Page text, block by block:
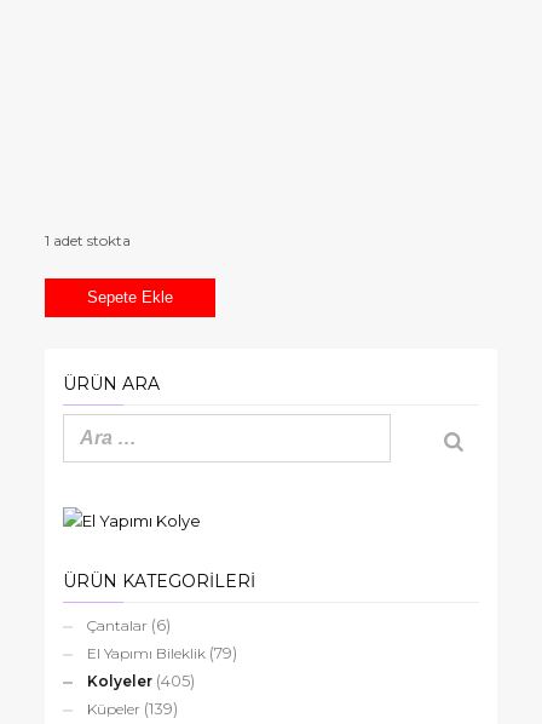
1 adet stokta
Apatit
Arizona
Turkuaz
yapımı
adet
Sepete Ekle
ÜRÜN ARA
ÜRÜN KATEGORİLERİ
Çantalar (6)
El Yapımı Bileklik (79)
Kolyeler (405)
Küpeler (139)